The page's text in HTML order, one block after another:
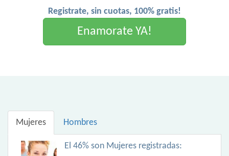
Registrate, sin cuotas, 100% gratis!
Enamorate YA!
Mujeres Hombres
El 46% son Mujeres registradas: